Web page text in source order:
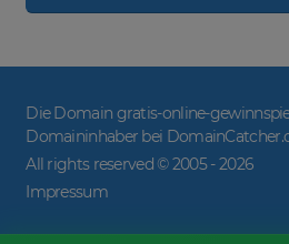
Die Domain gratis-online-
Domaininhaber bei
All rights reserved © 2005 -2026
Impressum